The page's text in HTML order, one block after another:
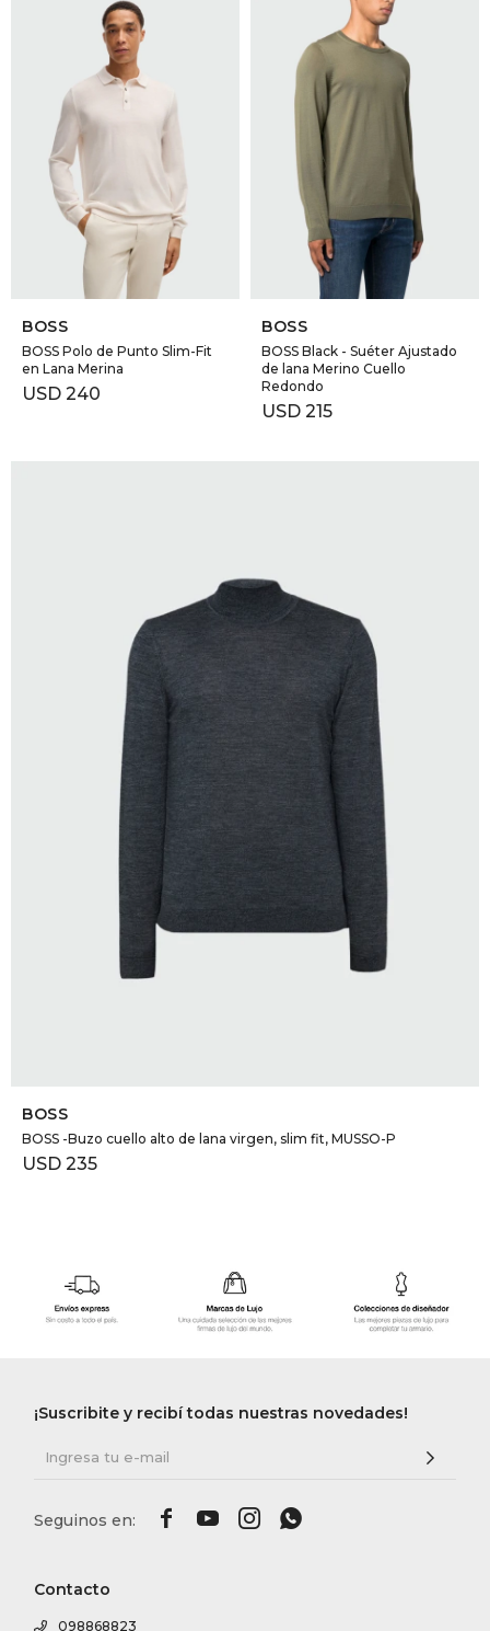
SELECCIONAR TALLE
BOSS
BOSS Polo de Punto Slim-Fit
en Lana Merina
USD 240
SELECCIONAR TALLE
BOSS
BOSS Black - Suéter Ajustado
de lana Merino Cuello
Redondo
USD 215
BOSS
BOSS -Buzo cuello alto de lana virgen, slim fit, MUSSO-P
USD 235
Contacto
098868823
¡Suscribite y recibí todas nuestras novedades!
   